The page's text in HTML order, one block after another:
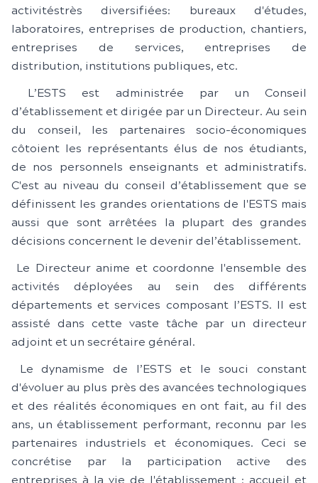
activitéstrès diversifiées: bureaux d'études,
laboratoires, entreprises de production, chantiers,
entreprises de services, entreprises de
distribution, institutions publiques, etc.
L’ESTS est administrée par un Conseil
d’établissement et dirigée par un Directeur. Au sein
du conseil, les partenaires socio-économiques
côtoient les représentants élus de nos étudiants,
de nos personnels enseignants et administratifs.
C'est au niveau du conseil d’établissement que se
définissent les grandes orientations de l'ESTS mais
aussi que sont arrêtées la plupart des grandes
décisions concernent le devenir del’établissement.
Le Directeur anime et coordonne l'ensemble des
activités déployées au sein des différents
départements et services composant l’ESTS. Il est
assisté dans cette vaste tâche par un directeur
adjoint et un secrétaire général.
Le dynamisme de l’ESTS et le souci constant
d'évoluer au plus près des avancées technologiques
et des réalités économiques en ont fait, au fil des
ans, un établissement performant, reconnu par les
partenaires industriels et économiques. Ceci se
concrétise par la participation active des